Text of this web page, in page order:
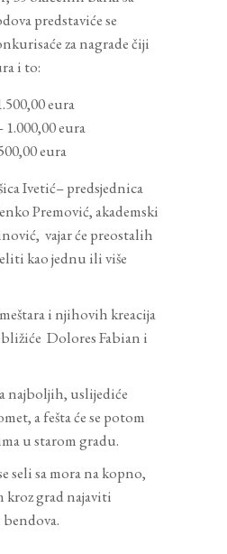
predstaviće se
za nagrade čiji
i to:
eura
eura
eura
Ivetić– predsjednica
Premović, akademski
vajar će preostalih
kao jednu ili više
i njihovih kreacija
Dolores Fabian i
najboljih, uslijediće
a fešta će se potom
u starom gradu.
seli sa mora na kopno,
kroz grad najaviti